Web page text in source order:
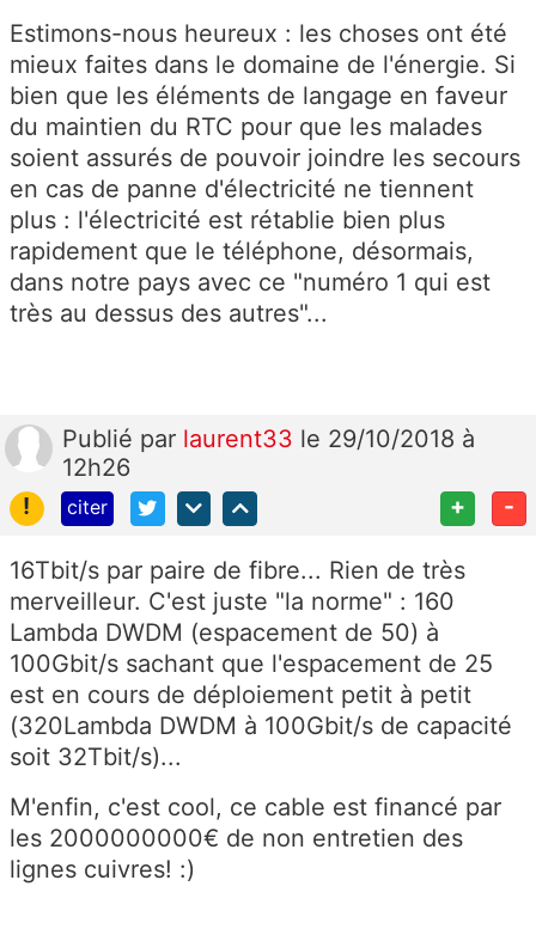
Estimons-nous heureux : les choses ont été
mieux faites dans le domaine de l'énergie. Si
bien que les éléments de langage en faveur
du maintien du RTC pour que les malades
soient assurés de pouvoir joindre les secours
en cas de panne d'électricité ne tiennent
plus : l'électricité est rétablie bien plus
rapidement que le téléphone, désormais,
dans notre pays avec ce "numéro 1 qui est
très au dessus des autres"...
Publié par laurent33 le 29/10/2018 à
12h26
!
citer + -
16Tbit/s par paire de fibre... Rien de très
merveilleur. C'est juste "la norme" : 160
Lambda DWDM (espacement de 50) à
100Gbit/s sachant que l'espacement de 25
est en cours de déploiement petit à petit
(320Lambda DWDM à 100Gbit/s de capacité
soit 32Tbit/s)...
M'enfin, c'est cool, ce cable est financé par
les 2000000000€ de non entretien des
lignes cuivres! :)